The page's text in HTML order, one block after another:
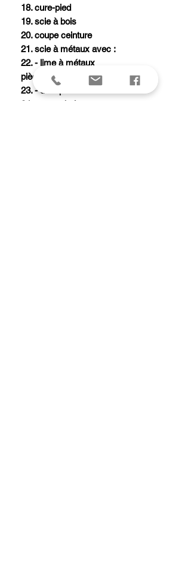
18. cure-pied
19. scie à bois
20. coupe ceinture
21. scie à métaux avec :
22. - lime à métaux
pièce multi-usages avec :
23. - décapsuleur
24. - ouvre boîtes